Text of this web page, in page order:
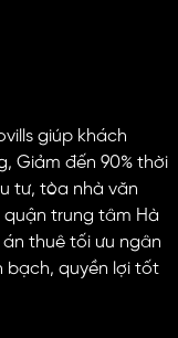
giúp khách
Giảm đến 90% thời
tư, tòa nhà văn
trung tâm Hà
án thuê tối ưu ngân
bạch, quyền lợi tốt